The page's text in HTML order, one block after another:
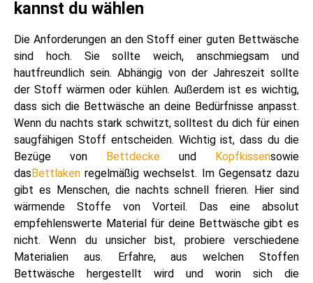
kannst du wählen
Die Anforderungen an den Stoff einer guten Bettwäsche
sind hoch. Sie sollte weich, anschmiegsam und
hautfreundlich sein. Abhängig von der Jahreszeit sollte
der Stoff wärmen oder kühlen. Außerdem ist es wichtig,
dass sich die Bettwäsche an deine Bedürfnisse anpasst.
Wenn du nachts stark schwitzt, solltest du dich für einen
saugfähigen Stoff entscheiden. Wichtig ist, dass du die
Bezüge von
Bettdecke und Kopfkissensowie
das Bettlaken regelmäßig wechselst. Im Gegensatz dazu
gibt es Menschen, die nachts schnell frieren. Hier sind
wärmende Stoffe von Vorteil. Das eine absolut
empfehlenswerte Material für deine Bettwäsche gibt es
nicht. Wenn du unsicher bist, probiere verschiedene
Materialien aus. Erfahre, aus welchen Stoffen
Bettwäsche hergestellt wird und worin sich die